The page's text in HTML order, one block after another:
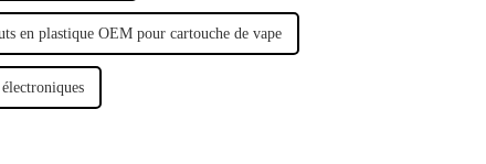
en plastique OEM pour cartouche de vape